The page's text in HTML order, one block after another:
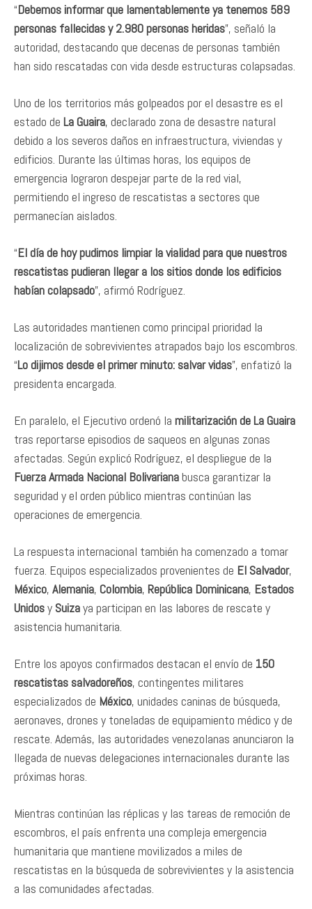
“Debemos informar que lamentablemente ya tenemos 589
personas fallecidas y 2.980 personas heridas”, señaló la
autoridad, destacando que decenas de personas también
han sido rescatadas con vida desde estructuras colapsadas.
Uno de los territorios más golpeados por el desastre es el
estado de La Guaira, declarado zona de desastre natural
debido a los severos daños en infraestructura, viviendas y
edificios. Durante las últimas horas, los equipos de
emergencia lograron despejar parte de la red vial,
permitiendo el ingreso de rescatistas a sectores que
permanecían aislados.
“El día de hoy pudimos limpiar la vialidad para que nuestros
rescatistas pudieran llegar a los sitios donde los edificios
habían colapsado”, afirmó Rodríguez.
Las autoridades mantienen como principal prioridad la
localización de sobrevivientes atrapados bajo los escombros.
“Lo dijimos desde el primer minuto: salvar vidas”, enfatizó la
presidenta encargada.
En paralelo, el Ejecutivo ordenó la militarización de La Guaira
tras reportarse episodios de saqueos en algunas zonas
afectadas. Según explicó Rodríguez, el despliegue de la
Fuerza Armada Nacional Bolivarianabusca garantizar la
seguridad y el orden público mientras continúan las
operaciones de emergencia.
La respuesta internacional también ha comenzado a tomar
fuerza. Equipos especializados provenientes de El Salvador,
México, Alemania, Colombia, República Dominicana, Estados
Unidosy Suizaya participan en las labores de rescate y
asistencia humanitaria.
Entre los apoyos confirmados destacan el envío de 150
rescatistas salvadoreños, contingentes militares
especializados de México, unidades caninas de búsqueda,
aeronaves, drones y toneladas de equipamiento médico y de
rescate. Además, las autoridades venezolanas anunciaron la
llegada de nuevas delegaciones internacionales durante las
próximas horas.
Mientras continúan las réplicas y las tareas de remoción de
escombros, el país enfrenta una compleja emergencia
humanitaria que mantiene movilizados a miles de
rescatistas en la búsqueda de sobrevivientes y la asistencia
a las comunidades afectadas.